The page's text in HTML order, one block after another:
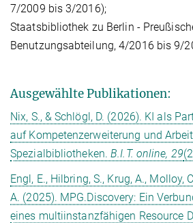
7/2009 bis 3/2016);
Staatsbibliothek zu Berlin -
Benutzungsabteilung, 4/2016 bis 9/
Ausgewählte Publikationen:
Nix, S., & Schlögl, D. (2026). KI als
auf Kompetenzerweiterung und
Spezialbibliotheken.B.I.T. online, 29
Engl, E., Hilbring, S., Krug, A., Molloy,
A. (2025). MPG.Discovery: Ein
eines multiinstanzfähigen Resource